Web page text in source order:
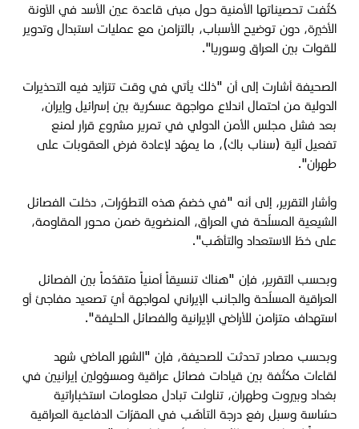
كثّفت تحصيناتها الأمنية حول مبنى قاعدة عين الأسد في الآونة
الأخيرة، دون توضيح الأسباب، بالتزامن مع عمليات استبدال وتدوير
للقوات بين العراق وسوريا".
الصحيفة أشارت إلى أن "ذلك يأتي في وقت تتزايد فيه التحذيرات
الدولية من احتمال اندلاع مواجهة عسكرية بين إسرائيل وإيران،
بعد فشل مجلس الأمن الدولي في تمرير مشروع قرار لمنع
تفعيل آلية (سناب باك)، ما يمهّد لإعادة فرض العقوبات على
طهران".
وأشار التقرير، إلى أنه "في خضمّ هذه التطوّرات، دخلت الفصائل
الشيعية المسلّحة في العراق، المنضوية ضمن محور المقاومة،
على خطّ الاستعداد والتأهّب".
وبحسب التقرير، فإن "هناك تنسيقاً أمنياً متقدّماً بين الفصائل
العراقية المسلّحة والجانب الإيراني لمواجهة أيّ تصعيد مفاجئ أو
استهداف متزامن للأراضي الإيرانية والفصائل الحليفة".
وبحسب مصادر تحدثت للصحيفة، فإن "الشهر الماضي شهد
لقاءات مكثّفة بين قيادات فصائل عراقية ومسؤولين إيرانيين في
بغداد وبيروت وطهران، تناولت تبادل معلومات استخباراتية
حسّاسة وسبل رفع درجة التأهّب في المقرّات الدفاعية العراقية